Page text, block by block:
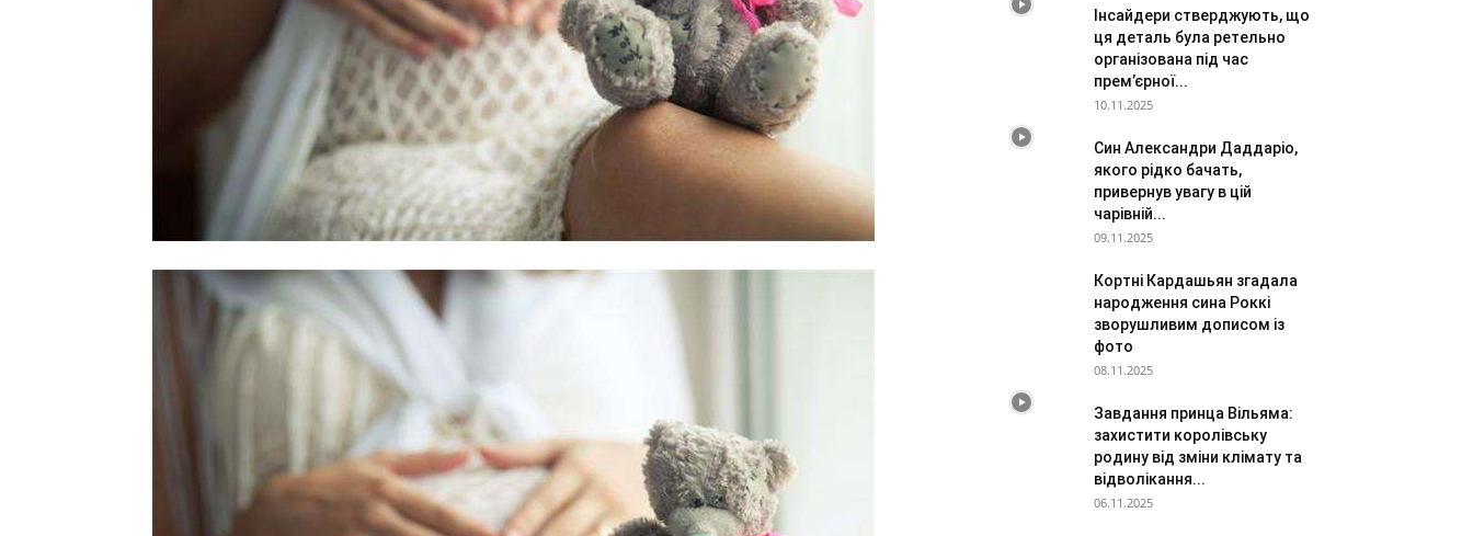
Інсайдери стверджують, що
ця деталь була ретельно
організована під час
прем’єрної...
10.11.2025
Син Александри Даддаріо,
якого рідко бачать,
привернув увагу в цій
чарівній...
09.11.2025
Кортні Кардашьян згадала
народження сина Роккі
зворушливим дописом із
фото
08.11.2025
Завдання принца Вільяма:
захистити королівську
родину від зміни клімату та
відволікання...
06.11.2025